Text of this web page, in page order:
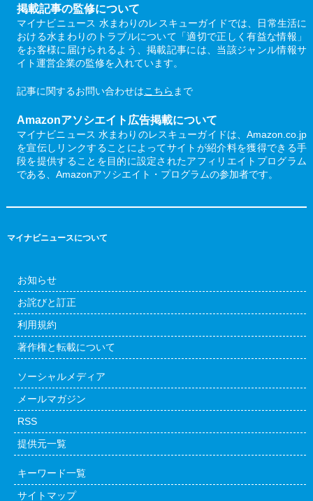
掲載記事の監修について
マイナビニュース 水まわりのレスキューガイドでは、日常生活に
おける水まわりのトラブルについて「適切で正しく有益な情報」
をお客様に届けられるよう、掲載記事には、当該ジャンル情報サ
イト運営企業の監修を入れています。
記事に関するお問い合わせはこちら まで
Amazonアソシエイト広告掲載について
マイナビニュース 水まわりのレスキューガイドは、Amazon.co.jp
を宣伝しリンクすることによってサイトが紹介料を獲得できる手
段を提供することを目的に設定されたアフィリエイトプログラム
である、Amazonアソシエイト・プログラムの参加者です。
マイナビニュースについて
お知らせ
お詫びと訂正
利用規約
著作権と転載について
ソーシャルメディア
メールマガジン
RSS
提供元一覧
キーワード一覧
サイトマップ